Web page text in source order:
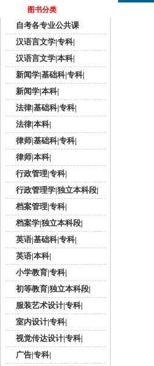
图书分类
自考各专业公共课
汉语言文学|专科|
汉语言文学|本科|
新闻学|基础科|专科|
新闻学|本科|
法律|基础科|专科|
法律|本科|
律师|基础科|专科|
律师|本科|
行政管理|专科|
行政管理学|独立本科段|
档案管理|专科|
档案学|独立本科段|
英语|基础科|专科|
英语|本科|
小学教育|专科|
初等教育|独立本科段|
服装艺术设计|专科|
室内设计|专科|
视觉传达设计|专科|
广告|专科|